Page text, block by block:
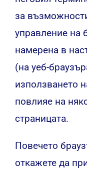
за
управление на
намерена в
(на уеб-
използването
повлияе на
страницата.
Повечето
откажете да